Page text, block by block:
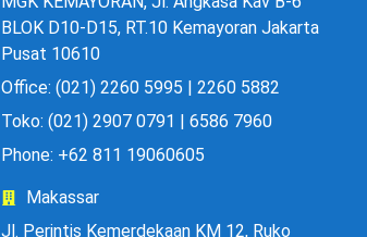
BLOK D10-D15, RT.10 Kemayoran Jakarta
Pusat 10610
Office: (021) 2260 5995 | 2260 5882
Toko: (021) 2907 0791 | 6586 7960
Phone: +62 811 19060605
Makassar
Jl. Perintis Kemerdekaan KM 12, Ruko